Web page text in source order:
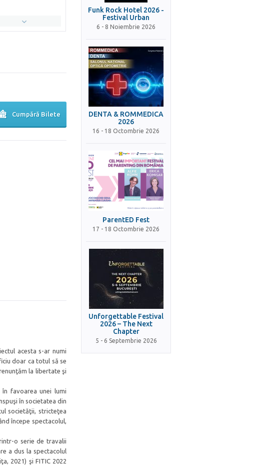
Cumpără Bilete
acesta s-ar numi
doar ca totul să se
la libertate şi
favoarea unei lumi
în societatea din
societăţii, stricteţea
începe spectacolul,
o serie de travalii
a dus la spectacolul
2021) şi FITIC 2022
Funk Rock Hotel 2026 -
Festival Urban
6 - 8 Noiembrie 2026
DENTA & ROMMEDICA
2026
16 - 18 Octombrie 2026
ParentED Fest
17 - 18 Octombrie 2026
Unforgettable Festival
2026 – The Next
Chapter
5 - 6 Septembrie 2026